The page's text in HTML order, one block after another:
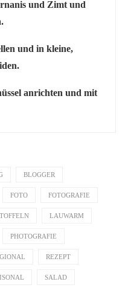
und Zimt und
und in kleine,
anrichten und mit
BLOGGER
FOTO FOTOGRAFIE
LAUWARM
PHOTOGRAFIE
REZEPT
SALAD